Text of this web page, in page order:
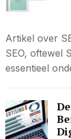
Artikel over
SEO, oftewel
essentieel